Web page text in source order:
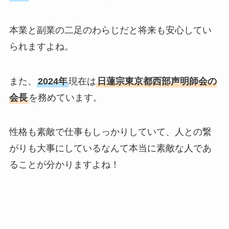
本業と副業の二足のわらじだと将来も安心してい
られますよね。
また、 2024年現在は日蓮宗東京都西部声明師会の
会長を務めています。
性格も素敵で仕事もしっかりしていて、人との繋
がりも大事にしているなんて本当に素敵な人であ
ることが分かりますよね！